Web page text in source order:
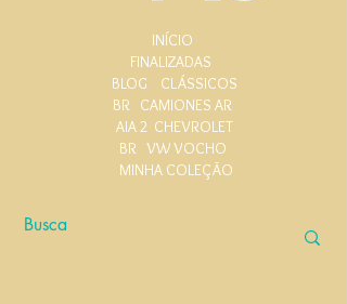
INÍCIO
FINALIZADAS
BLOG
CLÁSSICOS
BR CAMIONES AR
AIA 2 CHEVROLET
BR VW VOCHO
MINHA COLEÇÃO